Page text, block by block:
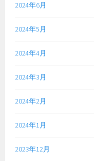
2024年6月
2024年5月
2024年4月
2024年3月
2024年2月
2024年1月
2023年12月